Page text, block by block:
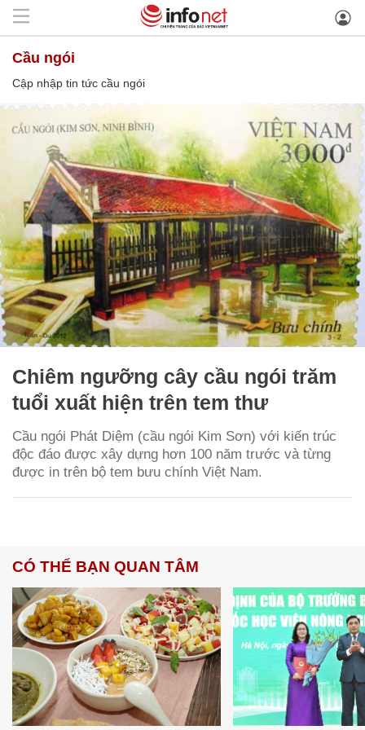
cầu ngói
Cập nhập tin tức cầu ngói
Chiêm ngưỡng cây cầu ngói trăm
tuổi xuất hiện trên tem thư
Cầu ngói Phát Diệm (cầu ngói Kim Sơn) với kiến trúc
độc đáo được xây dựng hơn 100 năm trước và từng
được in trên bộ tem bưu chính Việt Nam.
CÓ THỂ BẠN QUAN TÂM